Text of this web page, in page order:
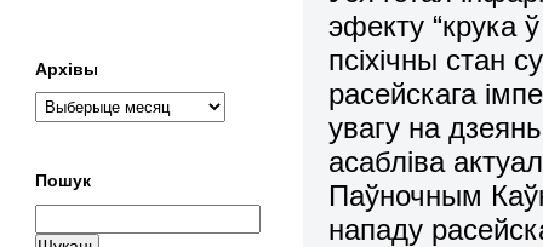
эфекту “крука
псіхічны стан
расейскага
увагу на
асабліва
Паўночным
нападу
Архівы
Пошук